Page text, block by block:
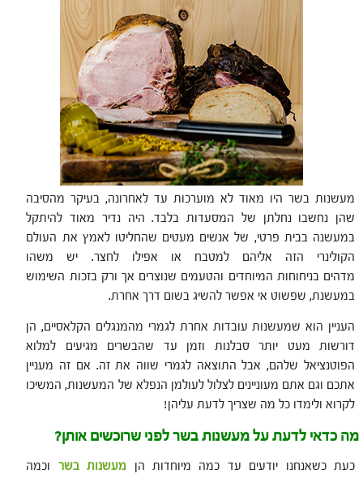
מעשנות בשר היו מאוד לא מוערכות עד לאחרונה, בעיקר מהסיבה
שהן נחשבו נחלתן של המסעדות בלבד. היה נדיר מאוד להיתקל
במעשנה בבית פרטי, של אנשים מעטים שהחליטו לאמץ את העולם
הקולינרי הזה אליהם למטבח או אפילו לחצר. יש משהו
מדהים בניחוחות המיוחדים והטעמים שנוצרים אך ורק בזכות השימוש
במעשנת, שפשוט אי אפשר להשיג בשום דרך אחרת.
העניין הוא שמעשנות עובדות אחרת לגמרי מהמנגלים הקלאסיים, הן
דורשות מעט יותר סבלנות וזמן עד שהבשרים מגיעים למלוא
הפוטנציאל שלהם, אבל התוצאה לגמרי שווה את זה. אם זה מעניין
אתכם וגם אתם מעוניינים לצלול לעולמן הנפלא של המעשנות, המשיכו
לקרוא ולימדו כל מה שצריך לדעת עליהן!
מה כדאי לדעת על מעשנות בשר לפני שרוכשים אותן?
כעת כשאנחנו יודעים עד כמה מיוחדות הן מעשנות בשר וכמה